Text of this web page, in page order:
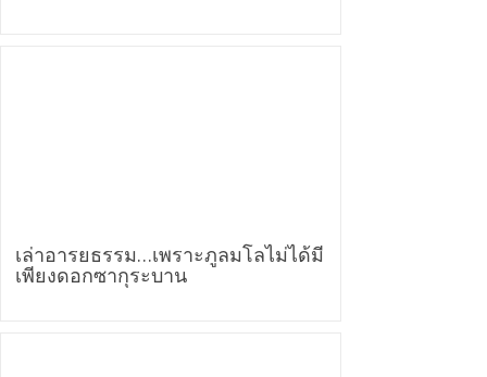
เล่าอารยธรรม…เพราะภูลมโลไม่ได้มี
เพียงดอกซากุระบาน